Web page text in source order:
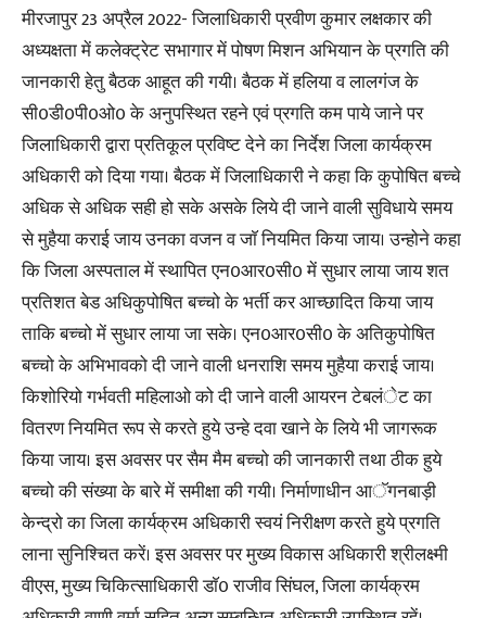
मीरजापुर 23 अप्रैल 2022- जिलाधिकारी प्रवीण कुमार लक्षकार की
अध्यक्षता में कलेक्ट्रेट सभागार में पोषण मिशन अभियान के प्रगति की
जानकारी हेतु बैठक आहूत की गयी। बैठक में हलिया व लालगंज के
सी0डी0पी0ओ0 के अनुपस्थित रहने एवं प्रगति कम पाये जाने पर
जिलाधिकारी द्वारा प्रतिकूल प्रविष्ट देने का निर्देश जिला कार्यक्रम
अधिकारी को दिया गया। बैठक में जिलाधिकारी ने कहा कि कुपोषित बच्चे
अधिक से अधिक सही हो सके असके लिये दी जाने वाली सुविधाये समय
से मुहैया कराई जाय उनका वजन व जाॅ नियमित किया जाय। उन्होने कहा
कि जिला अस्पताल में स्थापित एन0आर0सी0 में सुधार लाया जाय शत
प्रतिशत बेड अधिकुपोषित बच्चो के भर्ती कर आच्छादित किया जाय
ताकि बच्चो में सुधार लाया जा सके। एन0आर0सी0 के अतिकुपोषित
बच्चो के अभिभावको दी जाने वाली धनराशि समय मुहैया कराई जाय।
किशोरियो गर्भवती महिलाओ को दी जाने वाली आयरन टेबलंेट का
वितरण नियमित रूप से करते हुये उन्हे दवा खाने के लिये भी जागरूक
किया जाय। इस अवसर पर सैम मैम बच्चो की जानकारी तथा ठीक हुये
बच्चो की संख्या के बारे में समीक्षा की गयी। निर्माणाधीन आॅगनबाड़ी
केन्द्रो का जिला कार्यक्रम अधिकारी स्वयं निरीक्षण करते हुये प्रगति
लाना सुनिश्चित करें। इस अवसर पर मुख्य विकास अधिकारी श्रीलक्ष्मी
वीएस, मुख्य चिकित्साधिकारी डाॅ0 राजीव सिंघल, जिला कार्यक्रम